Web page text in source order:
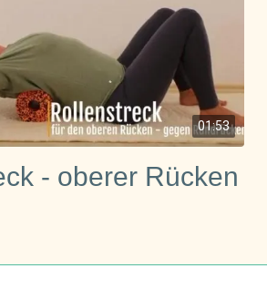
01:53
- oberer Rücken